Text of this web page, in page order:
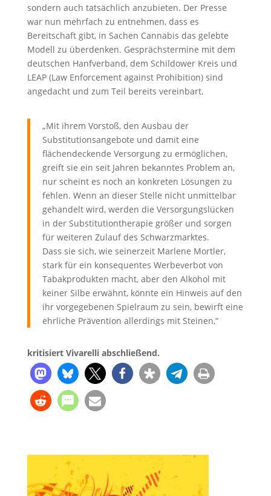
sondern auch tatsächlich anzubieten. Der Presse
war nun mehrfach zu entnehmen, dass es
Bereitschaft gibt, in Sachen Cannabis das gelebte
Modell zu überdenken. Gesprächstermine mit dem
deutschen Hanfverband, dem Schildower Kreis und
LEAP (Law Enforcement against Prohibition) sind
angedacht und zum Teil bereits vereinbart.
„Mit ihrem Vorstoß, den Ausbau der
Substitutionsangebote und damit eine
flächendeckende Versorgung zu ermöglichen,
greift sie ein seit Jahren bekanntes Problem an,
nur scheint es noch an konkreten Lösungen zu
fehlen. Wenn an dieser Stelle nicht unmittelbar
gehandelt wird, werden die Versorgungslücken
in der Substitutiontherapie größer und sorgen
für weiteren Zulauf des Schwarzmarktes.
Dass sie sich, wie seinerzeit Marlene Mortler,
stark für ein konsequentes Werbeverbot von
Tabakprodukten macht, aber den Alkohol mit
keiner Silbe erwähnt, könnte ein Hinweis auf den
ihr vorgegebenen Spielraum zu sein, bewirft eine
ehrliche Prävention allerdings mit Steinen,“
kritisiert Vivarelli abschließend.